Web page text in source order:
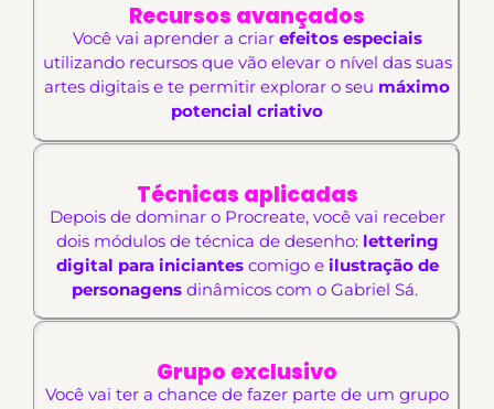
Recursos avançados
Você vai aprender a criar efeitos especiais
utilizando recursos que vão elevar o nível das suas
artes digitais e te permitir explorar o seu máximo
potencial criativo
Técnicas aplicadas
Depois de dominar o Procreate, você vai receber
dois módulos de técnica de desenho: lettering
digital para iniciantescomigo e ilustração de
personagens dinâmicos com o Gabriel Sá.
Grupo exclusivo
Você vai ter a chance de fazer parte de um grupo